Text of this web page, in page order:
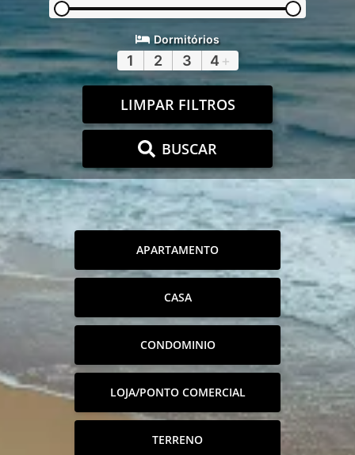
Dormitórios
1 2 3 4 +
LIMPAR FILTROS
BUSCAR
APARTAMENTO
CASA
CONDOMINIO
LOJA/PONTO COMERCIAL
TERRENO